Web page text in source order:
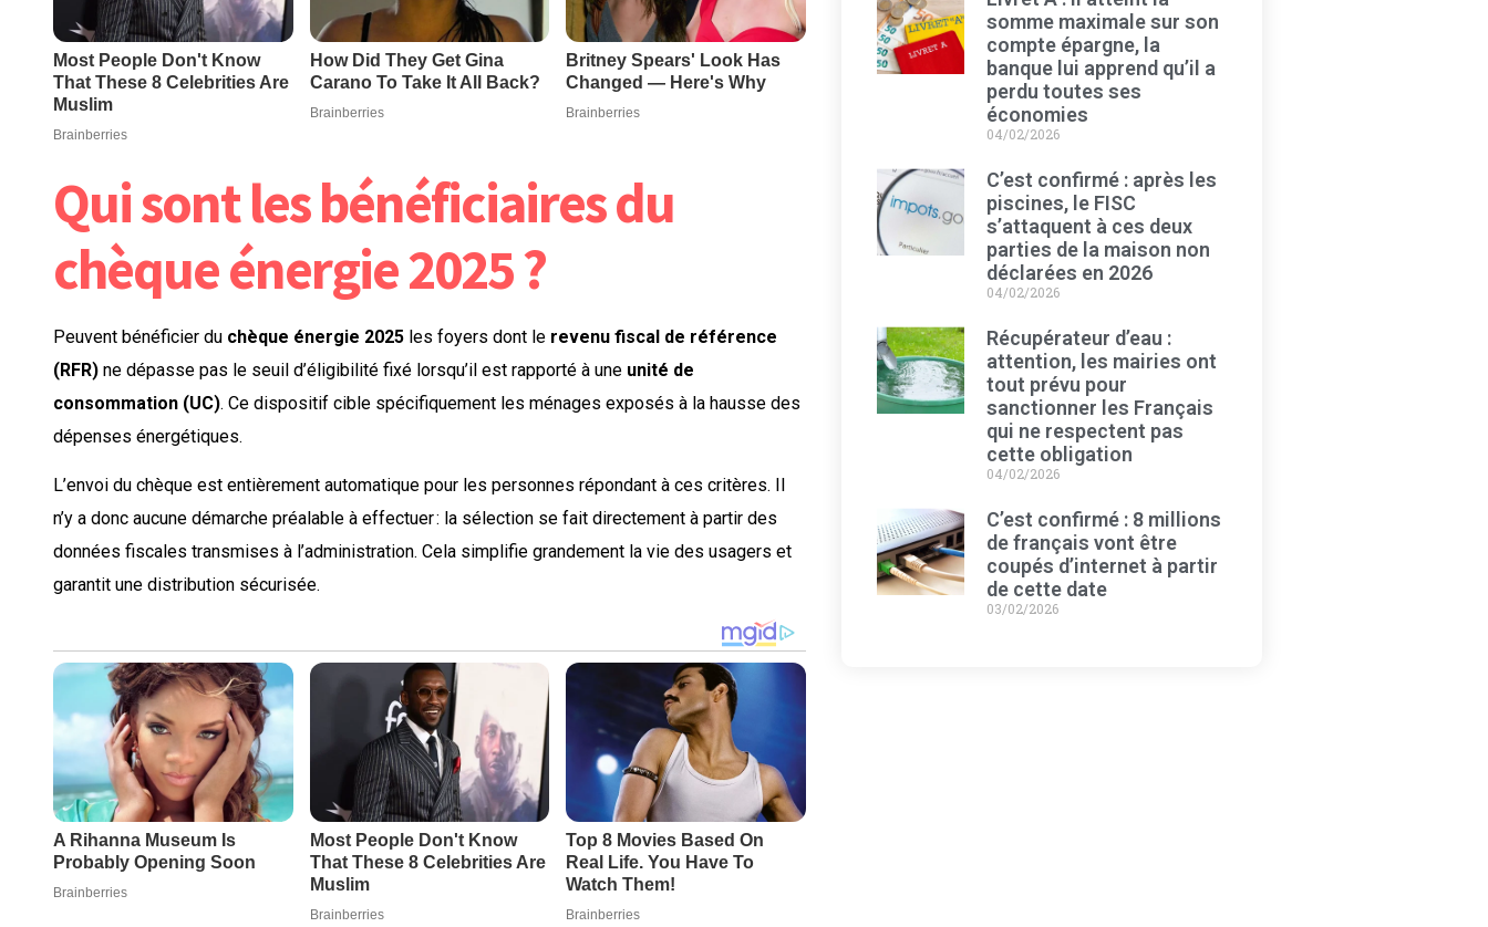
Qui sont les bénéficiaires du
chèque énergie 2025 ?
Peuvent bénéficier du chèque énergie 2025 les foyers dont le revenu fiscal de référence
(RFR) ne dépasse pas le seuil d’éligibilité fixé lorsqu’il est rapporté à une unité de
consommation (UC). Ce dispositif cible spécifiquement les ménages exposés à la hausse des
dépenses énergétiques.
L’envoi du chèque est entièrement automatique pour les personnes répondant à ces critères. Il
n’y a donc aucune démarche préalable à effectuer : la sélection se fait directement à partir des
données fiscales transmises à l’administration. Cela simplifie grandement la vie des usagers et
garantit une distribution sécurisée.
somme maximale sur son
compte épargne, la
banque lui apprend qu’il a
perdu toutes ses
économies
04/02/2026
C’est confirmé : après les
piscines, le FISC
s’attaquent à ces deux
parties de la maison non
déclarées en 2026
04/02/2026
Récupérateur d’eau :
attention, les mairies ont
tout prévu pour
sanctionner les Français
qui ne respectent pas
cette obligation
04/02/2026
C’est confirmé : 8 millions
de français vont être
coupés d’internet à partir
de cette date
03/02/2026